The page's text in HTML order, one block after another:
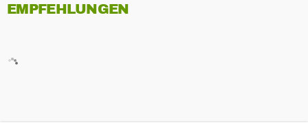
EMPFEHLUNGEN